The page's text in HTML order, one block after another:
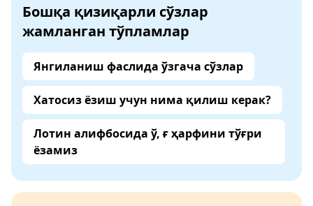
Бошқа қизиқарли сўзлар
жамланган тўпламлар
Янгиланиш фаслида ўзгача сўзлар
Хатосиз ёзиш учун нима қилиш керак?
Лотин алифбосида ў, ғ ҳарфини тўғри
ёзамиз